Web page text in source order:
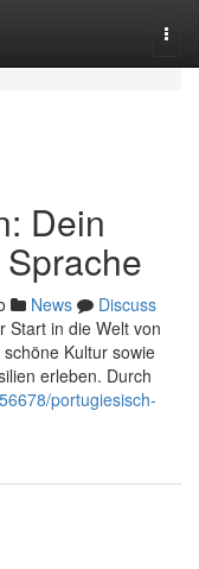
Dein
News
Discuss
Start in die Welt von
Kultur sowie
erleben. Durch
portugiesisch-